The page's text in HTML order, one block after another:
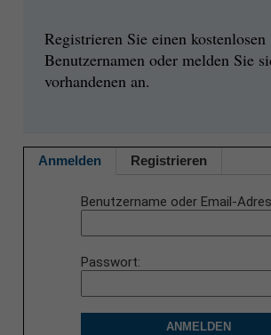
Registrieren Sie einen kostenlosen
Benutzernamen oder melden Sie
vorhandenen an.
Anmelden Registrieren
Benutzername oder Email-
Passwort
ANMELDEN